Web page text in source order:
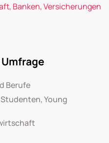
Banken, Versicherungen
Berufe
Young